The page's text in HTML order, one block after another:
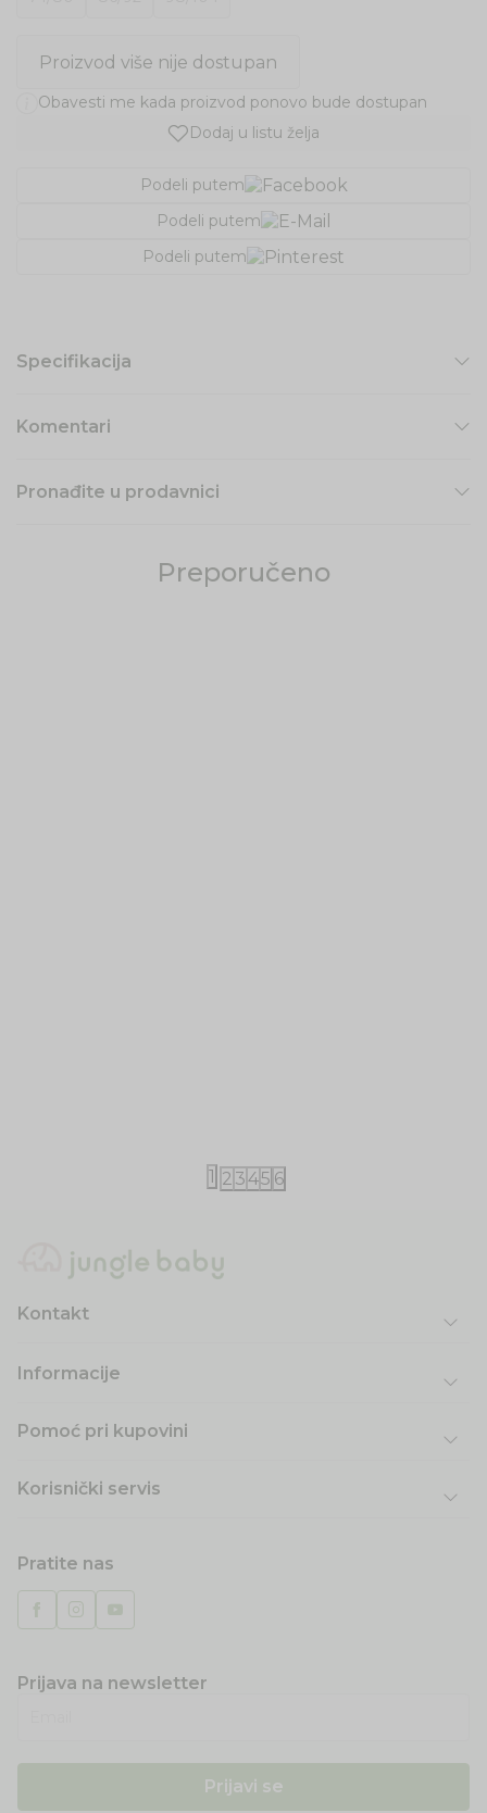
Proizvod više nije dostupan
Obavesti me kada proizvod ponovo bude dostupan
Dodaj u listu želja
Podeli putem
Podeli putem
Podeli putem
Specifikacija
Komentari
Pronađite u prodavnici
Preporučeno
1 2 345 6
Kontakt
Informacije
Pomoć pri kupovini
Korisnički servis
Pratite nas
Prijava na newsletter
Prijavi se